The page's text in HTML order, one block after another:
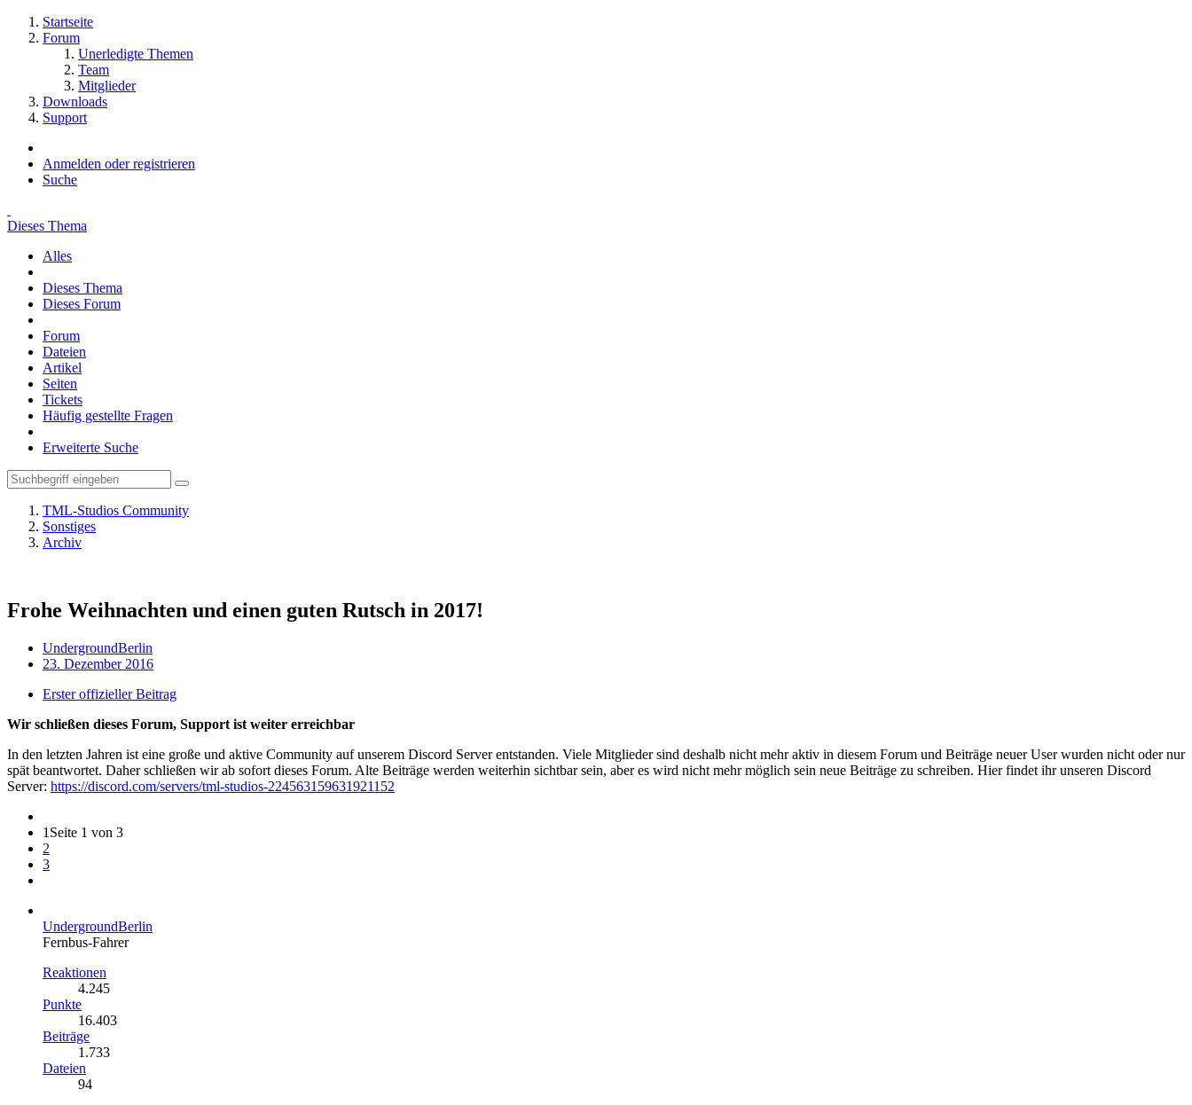
Startseite
Forum
Unerledigte Themen
Team
Mitglieder
Downloads
Support
Anmelden oder registrieren
Suche
Dieses Thema
Alles
Dieses Thema
Dieses Forum
Forum
Dateien
Artikel
Seiten
Tickets
Häufig gestellte Fragen
Erweiterte Suche
TML-Studios Community
Sonstiges
Archiv
Frohe Weihnachten und einen guten Rutsch in 2017!
UndergroundBerlin
23. Dezember 2016
Erster offizieller Beitrag
Wir schließen dieses Forum, Support ist weiter erreichbar
In den letzten Jahren ist eine große und aktive Community auf unserem Discord Server entstanden. Viele Mitglieder sind deshalb nicht mehr aktiv in diesem Forum und Beiträge neuer User wurden nicht oder nur
spät beantwortet. Daher schließen wir ab sofort dieses Forum. Alte Beiträge werden weiterhin sichtbar sein, aber es wird nicht mehr möglich sein neue Beiträge zu schreiben. Hier findet ihr unseren Discord
Server: https://discord.com/servers/tml-studios-224563159631921152
1 Seite 1 von 3
2
3
UndergroundBerlin
Fernbus-Fahrer
Reaktionen
4.245
Punkte
16.403
Beiträge
1.733
Dateien
94